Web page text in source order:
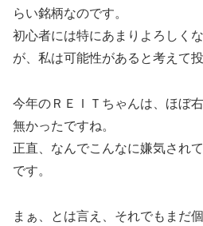
らい銘柄なのです。
初心者には特にあまりよろしく
が、私は可能性があると考えて
今年のＲＥＩＴちゃんは、ほぼ
無かったですね。
正直、なんでこんなに嫌気され
です。
まぁ、とは言え、それでもまだ